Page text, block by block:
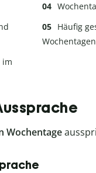
im
Häufig
Wochentagen
Wochentage